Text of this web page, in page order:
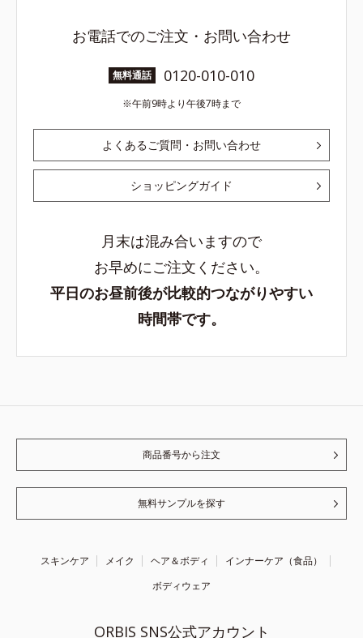
お電話でのご注文・お問い合わせ
無料通話 0120-010-010
午前9時より午後7時まで
よくあるご質問・お問い合わせ
ショッピングガイド
月末は混み合いますので
お早めにご注文ください。
平日のお昼前後が比較的つながりやすい
時間帯です。
商品番号から注文
無料サンプルを探す
スキンケア メイク ヘア＆ボディ
インナーケア（食品）
ボディウェア
ORBIS SNS公式アカウント